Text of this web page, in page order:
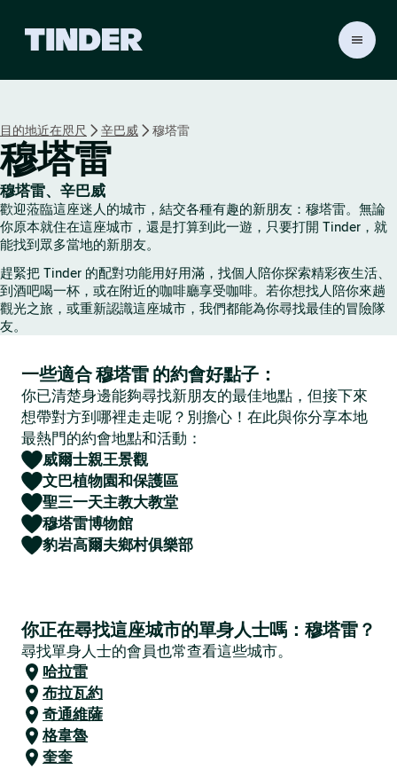
r
目的地近在咫尺 辛巴威 穆塔雷
穆塔雷
穆塔雷、辛巴威
歡迎蒞臨這座迷人的城市，結交各種有趣的新朋友：穆塔雷。無論
你原本就住在這座城市，還是打算到此一遊，只要打開 Tinder，就
能找到眾多當地的新朋友。
趕緊把 Tinder 的配對功能用好用滿，找個人陪你探索精彩夜生活、
到酒吧喝一杯，或在附近的咖啡廳享受咖啡。若你想找人陪你來趟
觀光之旅，或重新認識這座城市，我們都能為你尋找最佳的冒險隊
友。
一些適合 穆塔雷 的約會好點子：
你已清楚身邊能夠尋找新朋友的最佳地點，但接下來
想帶對方到哪裡走走呢？別擔心！在此與你分享本地
最熱門的約會地點和活動：
威爾士親王景觀
文巴植物園和保護區
聖三一天主教大教堂
穆塔雷博物館
豹岩高爾夫鄉村俱樂部
你正在尋找這座城市的單身人士嗎：穆塔雷？
尋找單身人士的會員也常查看這些城市。
哈拉雷
布拉瓦約
奇通維薩
格韋魯
奎奎